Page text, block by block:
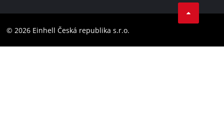
Prohlášení o přístupnosti
Instagram
© 2026 Einhell Česká republika s.r.o.